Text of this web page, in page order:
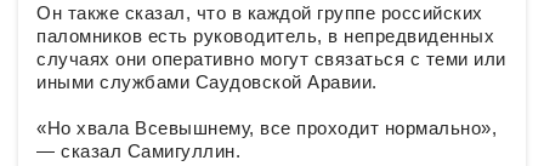
Он также сказал, что в каждой группе российских
паломников есть руководитель, в непредвиденных
случаях они оперативно могут связаться с теми или
иными службами Саудовской Аравии.
«Но хвала Всевышнему, все проходит нормально»,
— сказал Самигуллин.